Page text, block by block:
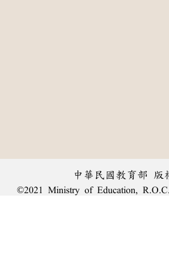
中華民國教育部 版
©2021 Ministry of Education,